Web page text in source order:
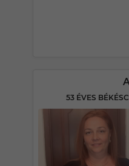
53 ÉVES